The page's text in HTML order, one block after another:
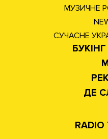
МУЗИЧНЕ
СУЧАСНЕ
ДЕ
RADIO